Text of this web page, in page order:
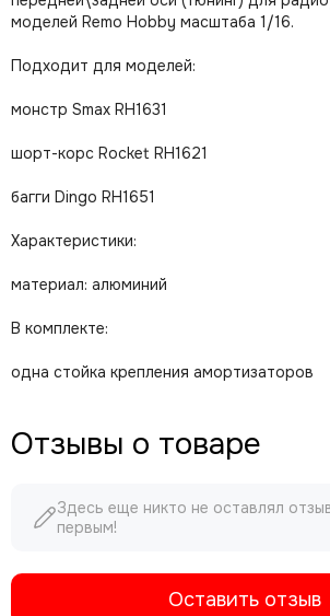
моделей Remo Hobby масштаба 1/16.
Подходит для моделей:
монстр Smax RH1631
шорт-корс Rocket RH1621
багги Dingo RH1651
Характеристики:
материал: алюминий
В комплекте:
одна стойка крепления амортизаторов
Отзывы о товаре
Здесь еще никто не оставлял
первым!
Оставить отзыв